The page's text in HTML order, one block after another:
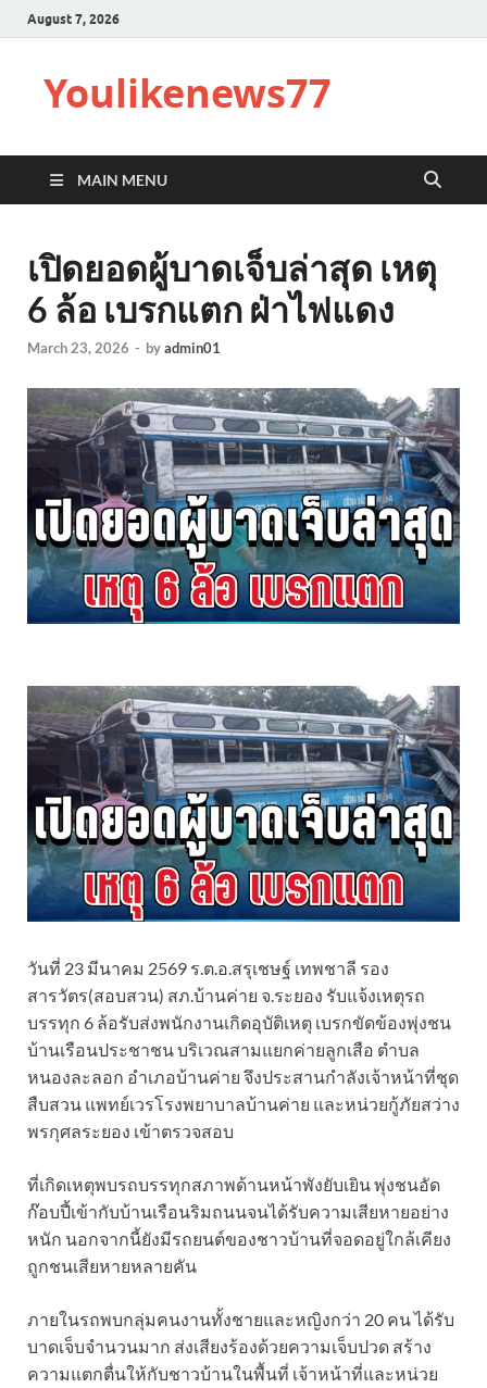
August 7, 2026
Youlikenews77
MAIN MENU
เปิดยอดผู้บาดเจ็บล่าสุด เหตุ
6 ล้อ เบรกแตก ฝ่าไฟแดง
March 23, 2026 - byadmin01
วันที่ 23 มีนาคม 2569 ร.ต.อ.สรุเชษฐ์ เทพชาลี รอง
สารวัตร(สอบสวน) สภ.บ้านค่าย จ.ระยอง รับแจ้งเหตุรถ
บรรทุก 6 ล้อรับส่งพนักงานเกิดอุบัติเหตุ เบรกขัดข้องพุ่งชน
บ้านเรือนประชาชน บริเวณสามแยกค่ายลูกเสือ ตำบล
หนองละลอก อำเภอบ้านค่าย จึงประสานกำลังเจ้าหน้าที่ชุด
สืบสวน แพทย์เวรโรงพยาบาลบ้านค่าย และหน่วยกู้ภัยสว่าง
พรกุศลระยอง เข้าตรวจสอบ
ที่เกิดเหตุพบรถบรรทุกสภาพด้านหน้าพังยับเยิน พุ่งชนอัด
ก๊อบปี้เข้ากับบ้านเรือนริมถนนจนได้รับความเสียหายอย่าง
หนัก นอกจากนี้ยังมีรถยนต์ของชาวบ้านที่จอดอยู่ใกล้เคียง
ถูกชนเสียหายหลายคัน
ภายในรถพบกลุ่มคนงานทั้งชายและหญิงกว่า 20 คน ได้รับ
บาดเจ็บจำนวนมาก ส่งเสียงร้องด้วยความเจ็บปวด สร้าง
ความแตกตื่นให้กับชาวบ้านในพื้นที่ เจ้าหน้าที่และหน่วย